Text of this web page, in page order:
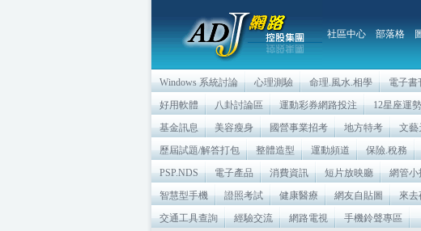
社區中心 部落格
Windows 系統討論 心理測驗 命理.風水.相學 電子書
好用軟體
八卦討論區 運動彩券網路投注 12星座運勢
基金訊息
美容瘦身 國營事業招考 地方特考 文藝
歷屆試題/解答打包
整體造型 運動頻道 保險.稅務
PSP.NDS
電子產品 消費資訊 短片放映廳 網管小
智慧型手機
證照考試 健康醫療 網友自貼圖 來去
交通工具查詢
經驗交流 網路電視 手機鈴聲專區